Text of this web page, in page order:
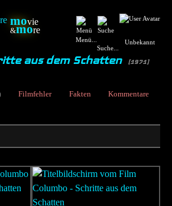
movie
&more
Menü...
Suche...
Unbekannt
aus dem Schatten [1971]
Filmfehler Fakten Kommentare